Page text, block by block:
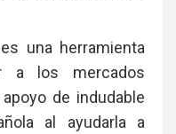
una herramienta
a los mercados
de indudable
al ayudarla a